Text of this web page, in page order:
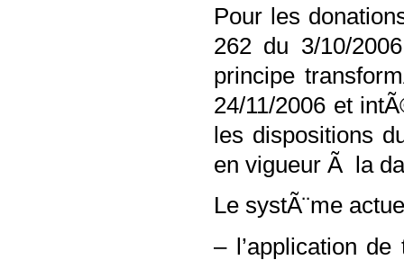
Pour les
262 du 3/10/
principe
24/11/2006 et
les dispositions
en vigueur Ã la
Le systÃ¨me
– l’application